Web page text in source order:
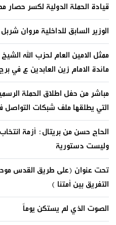
قيادة الحملة الدولية لكسر حصار
الوزير السابق للداخلية مروان شربل
ممثل الامين العام لحزب الله
مائدة الامام زين العابدين ع في برج
مباشر من حفل اطلاق الحملة
التي يطلقها ملف شبكات التواصل
الحاج حسن من بريتال: أزمة
وليست دستورية
تحت عنوان (على طريق القدس
التفريق بين أمتنا )
الصوت الذي لم يستكن يوماً